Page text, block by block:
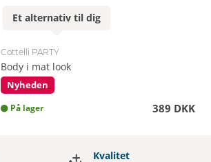
Et alternativ til dig
Cottelli PARTY
Body i mat look
Nyheden
På lager
389 DKK
Kvalitet